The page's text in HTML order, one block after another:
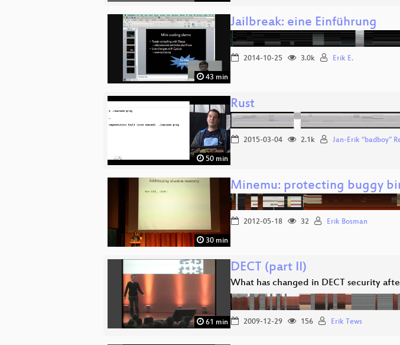
43 min
Jailbreak: eine Einführung
2014-10-25 3.0k Erik E.
50 min
Rust
2015-03-04 2.1k Jan-Erik “badboy”
30 min
Minemu: protecting buggy
2012-05-18 32 Erik Bosman
61 min
DECT (part II)
What has changed in DECT security
2009-12-29 156 Erik Tews